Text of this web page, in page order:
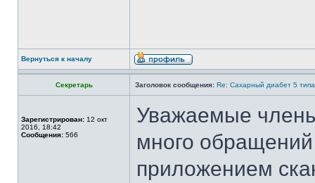
Вернуться к началу
Секретарь Заголовок сообщения: Re: Сахарный диабет 5 типа
Зарегистрирован: 12 окт
2016, 18:42
Сообщения: 566
Уважаемые
много
приложением